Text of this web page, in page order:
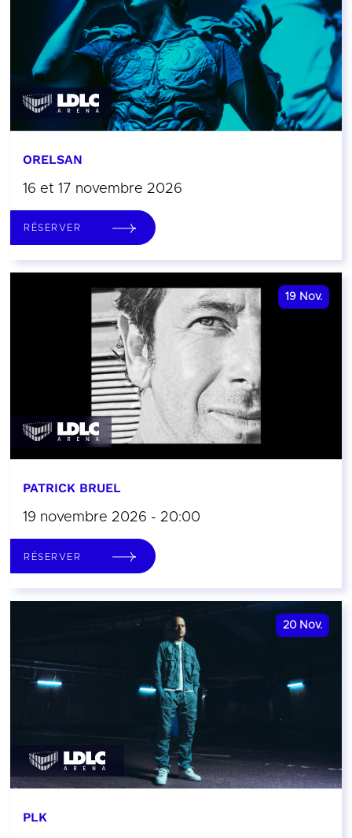
ORELSAN
16 et 17 novembre 2026
RÉSERVER
19 Nov.
PATRICK BRUEL
19 novembre 2026 - 20:00
RÉSERVER
20 Nov.
PLK